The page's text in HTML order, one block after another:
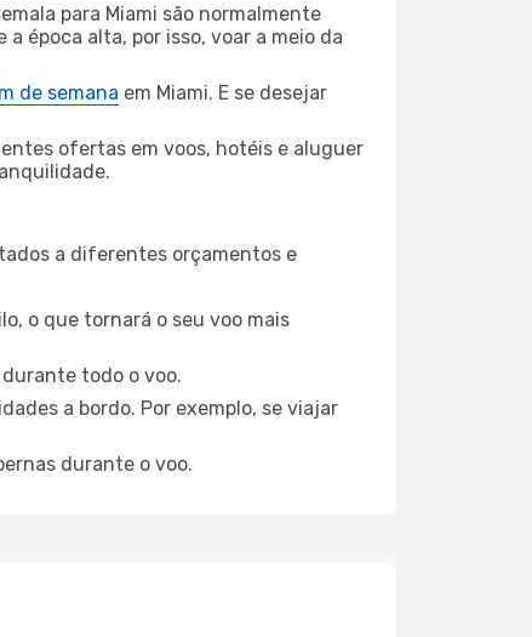
para Miami são normalmente
época alta, por isso, voar a meio da
de semana em Miami. E se desejar
ofertas em voos, hotéis e aluguer
a diferentes orçamentos e
o que tornará o seu voo mais
todo o voo.
a bordo. Por exemplo, se viajar
durante o voo.